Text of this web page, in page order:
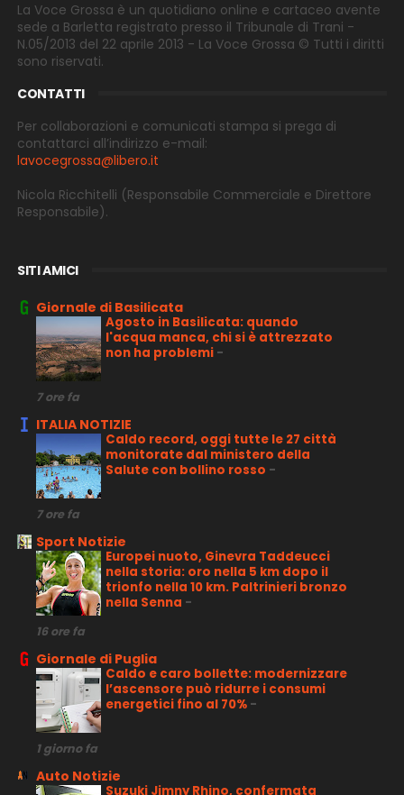
La Voce Grossa è un quotidiano online e cartaceo avente
sede a Barletta registrato presso il Tribunale di Trani -
N.05/2013 del 22 aprile 2013 - La Voce Grossa © Tutti i diritti
sono riservati.
CONTATTI
Per collaborazioni e comunicati stampa si prega di
contattarci all’indirizzo e-mail:
lavocegrossa@libero.it
Nicola Ricchitelli (Responsabile Commerciale e Direttore
Responsabile).
SITI AMICI
Giornale di Basilicata
Agosto in Basilicata: quando
l'acqua manca, chi si è attrezzato
non ha problemi -
7 ore fa
ITALIA NOTIZIE
Caldo record, oggi tutte le 27 città
monitorate dal ministero della
Salute con bollino rosso -
7 ore fa
Sport Notizie
Europei nuoto, Ginevra Taddeucci
nella storia: oro nella 5 km dopo il
trionfo nella 10 km. Paltrinieri bronzo
nella Senna -
16 ore fa
Giornale di Puglia
Caldo e caro bollette: modernizzare
l’ascensore può ridurre i consumi
energetici fino al 70% -
1 giorno fa
Auto Notizie
Suzuki Jimny Rhino, confermata